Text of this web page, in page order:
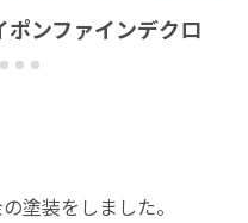
ンファインデクロ
塗装をしました。